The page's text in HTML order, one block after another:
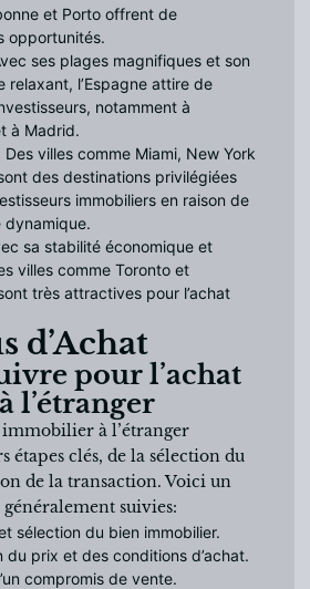
et Porto offrent de
opportunités.
ses plages magnifiques et son
relaxant, l’Espagne attire de
notamment à
à Madrid.
Des villes comme Miami, New York
des destinations privilégiées
immobiliers en raison de
dynamique.
sa stabilité économique et
villes comme Toronto et
très attractives pour l’achat
d’Achat
pour l’achat
l’étranger
immobilier à l’étranger
étapes clés, de la sélection du
de la transaction. Voici un
généralement suivies:
sélection du bien immobilier.
du prix et des conditions d’achat.
compromis de vente.